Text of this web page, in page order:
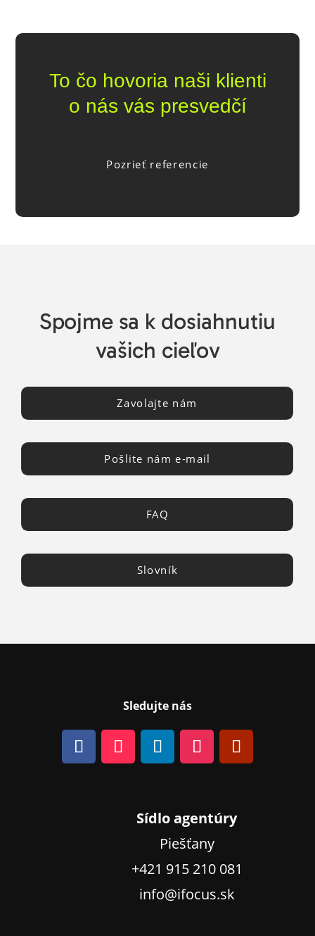
To čo hovoria naši klienti
o nás vás presvedčí
Pozrieť referencie
Spojme sa k dosiahnutiu
vašich cieľov
Zavolajte nám
Pošlite nám e-mail
FAQ
Slovník
Sledujte nás
Sídlo agentúry
Piešťany
+421 915 210 081
info@ifocus.sk